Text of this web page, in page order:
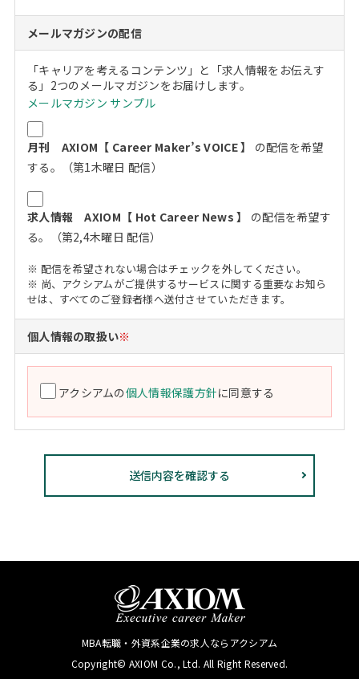
メールマガジンの配信
「キャリアを考えるコンテンツ」と「求人情報をお伝えす
る」2つのメールマガジンをお届けします。
メールマガジン サンプル
月刊 AXIOM【 Career Maker’s VOICE 】
の配信を希望
する。（第1木曜日 配信）
求人情報 AXIOM【 Hot Career News 】
の配信を希望す
る。（第2,4木曜日 配信）
※ 配信を希望されない場合はチェックを外してください。
※ 尚、アクシアムがご提供するサービスに関する重要なお知ら
せは、すべてのご登録者様へ送付させていただきます。
個人情報の取扱い※
アクシアムの個人情報保護方針に同意する
MBA転職・外資系企業の求人ならアクシアム
Copyright© AXIOM Co., Ltd. All Right Reserved.